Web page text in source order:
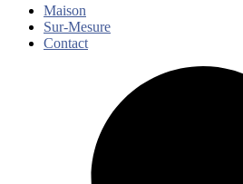
Maison
Sur-Mesure
Contact